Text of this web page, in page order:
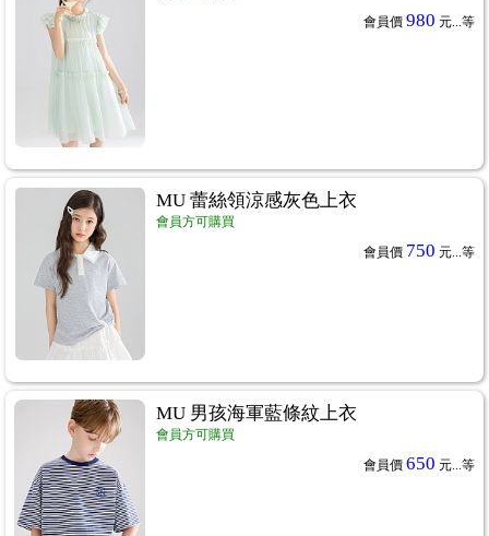
會員價 980 元... 等
MU 蕾絲領涼感灰色上衣
會員方可購買
會員價 750 元...等
MU 男孩海軍藍條紋上衣
會員方可購買
會員價 650 元...等